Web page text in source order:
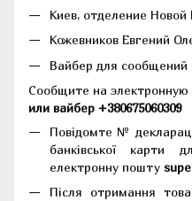
Киев, отделение
Кожевников Евгений
Вайбер для сообщений
Сообщите на электронную
или вайбер +380675060309
Повідомте №
банківської карти
електронну пошту
Після отримання